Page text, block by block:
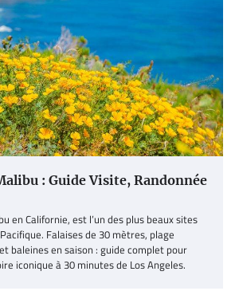
: Guide Visite, Randonnée
en Californie, est l’un des plus beaux sites
Falaises de 30 mètres, plage
baleines en saison : guide complet pour
iconique à 30 minutes de Los Angeles.